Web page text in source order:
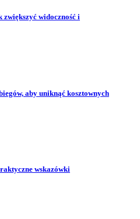
zwiększyć widoczność i
aby uniknąć kosztownych
wskazówki